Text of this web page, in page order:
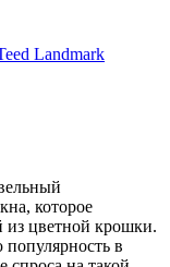
Landmark
которое
из цветной крошки.
в